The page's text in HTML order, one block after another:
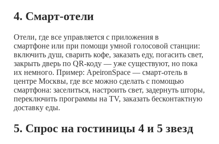
4. Смарт-отели
Отели, где все управляется с приложения в
смартфоне или при помощи умной голосовой станции:
включить душ, сварить кофе, заказать еду, погасить свет,
закрыть дверь по QR-коду — уже существуют, но пока
их немного. Пример: ApeironSpace — смарт-отель в
центре Москвы, где все можно сделать с помощью
смартфона: заселиться, настроить свет, задернуть шторы,
переключить программы на TV, заказать бесконтактную
доставку еды.
5. Спрос на гостиницы 4 и 5 звезд